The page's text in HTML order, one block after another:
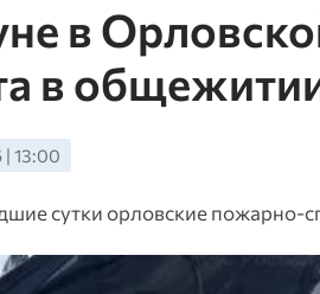
в
в
| 13:00
сутки орловские пожарно-